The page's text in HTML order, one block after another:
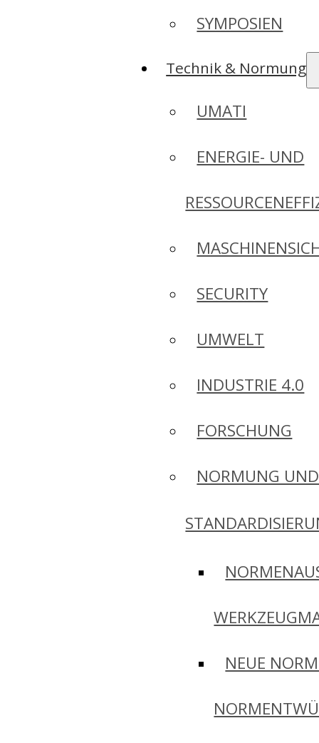
SYMPOSIEN
Technik & Normung
UMATI
ENERGIE- UND
SECURITY
UMWELT
INDUSTRIE 4.0
FORSCHUNG
NORMUNG UND
NEUE